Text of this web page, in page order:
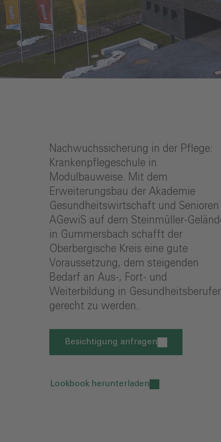
Nachwuchssicherung in der Pflege:
Krankenpflegeschule in
Modulbauweise. Mit dem
Erweiterungsbau der Akademie
Gesundheitswirtschaft und Senioren
AGewiS auf dem Steinmüller-
in Gummersbach schafft der
Oberbergische Kreis eine gute
Voraussetzung, dem steigenden
Bedarf an Aus-, Fort- und
Weiterbildung in
gerecht zu werden.
Besichtigung anfragen
Lookbook herunterladen